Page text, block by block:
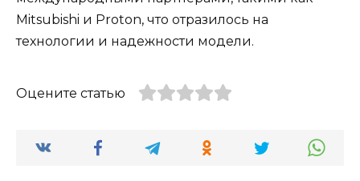
Mitsubishi и Proton, что отразилось на
технологии и надежности модели.
Оцените статью